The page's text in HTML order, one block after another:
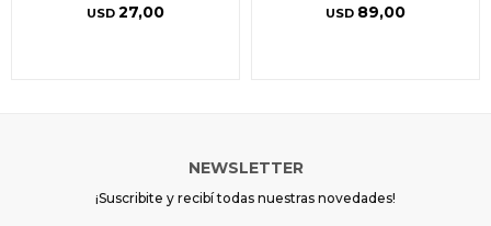
USD 27,00 USD 89,00
NEWSLETTER
¡Suscribite y recibí todas nuestras novedades!